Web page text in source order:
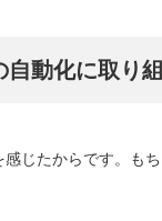
動化に取り
じたからです。も